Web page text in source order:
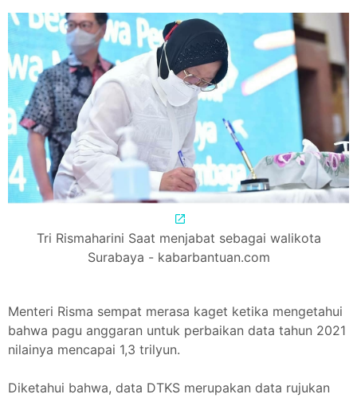
Tri Rismaharini Saat menjabat sebagai walikota
Surabaya - kabarbantuan.com
Menteri Risma sempat merasa kaget ketika mengetahui
bahwa pagu anggaran untuk perbaikan data tahun 2021
nilainya mencapai 1,3 trilyun.
Diketahui bahwa, data DTKS merupakan data rujukan